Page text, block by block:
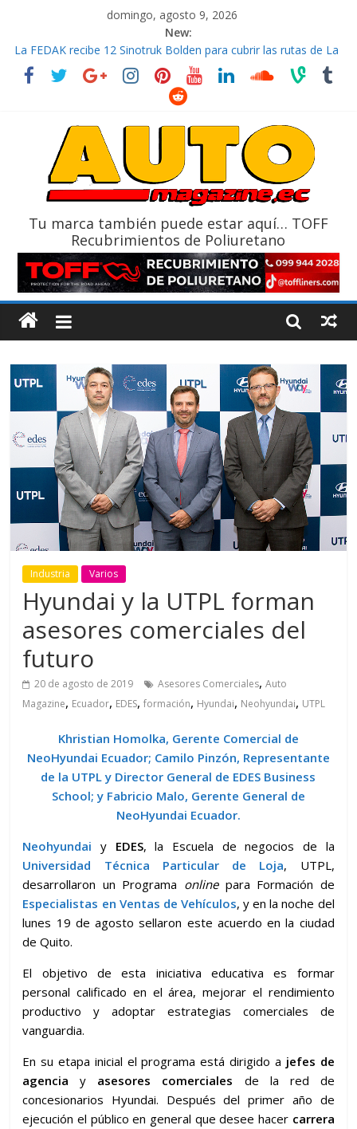
domingo, agosto 9, 2026
New:
La FEDAK recibe 12 Sinotruk Bolden para cubrir las rutas de La
Vuelta
El costo de tener un vehículo gana protagonismo a la hora de
¿Qué puede pasar con tu vehículo si permanece varios días sin
La Vuelta al Ecuador 2026, edición 47ª, recorre 7 provincias en 8
Tu marca también puede estar aquí… TOFF
Recubrimientos de Poliuretano
Industria Varios
Hyundai y la UTPL forman
asesores comerciales del
futuro
20 de agosto de 2019 Asesores Comerciales,Auto
Magazine, Ecuador, EDES,formación, Hyundai, Neohyundai, UTPL
Khristian Homolka, Gerente Comercial de
NeoHyundai Ecuador; Camilo Pinzón, Representante
de la UTPL y Director General de EDES Business
School; y Fabricio Malo, Gerente General de
NeoHyundai Ecuador.
Neohyundai y EDES, la Escuela de negocios de la
Universidad Técnica Particular de Loja, UTPL,
desarrollaron un Programa onlinepara Formación de
Especialistas en Ventas de Vehículos, y en la noche del
lunes 19 de agosto sellaron este acuerdo en la ciudad
de Quito.
El objetivo de esta iniciativa educativa es formar
personal calificado en el área, mejorar el rendimiento
productivo y adoptar estrategias comerciales de
vanguardia.
En su etapa inicial el programa está dirigido a jefes de
agencia y asesores comerciales de la red de
concesionarios Hyundai. Después del primer año de
ejecución el público en general que desee hacer carrera